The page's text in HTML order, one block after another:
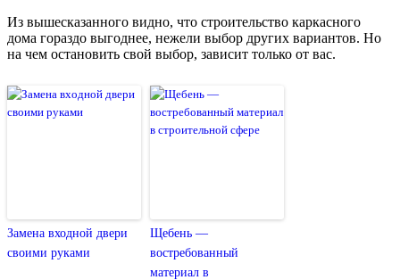
Из вышесказанного видно, что строительство каркасного
дома гораздо выгоднее, нежели выбор других вариантов. Но
на чем остановить свой выбор, зависит только от вас.
Замена входной двери
своими руками
Щебень —
востребованный
материал в